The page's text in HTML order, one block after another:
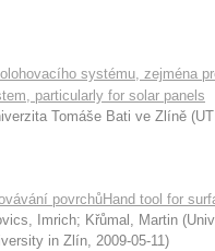
systému, zejména
particularly for solar panels
Tomáše Bati ve Zlíně
povrchůHand tool for
Imrich; Křůmal, Martin (
in Zlín, 2009-05-11)